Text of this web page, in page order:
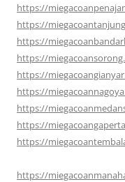
https://
https://
https://
https://
https://
https://
https://
https://
https://
https://